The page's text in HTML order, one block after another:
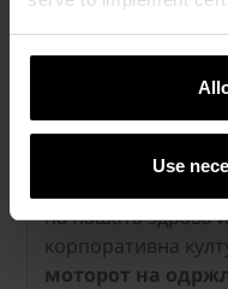
Use
вработен во
Нашите заеднички
на нашата здрава
корпоративна
моторот на